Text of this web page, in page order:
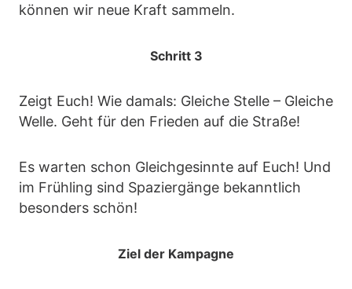
können wir neue Kraft sammeln.
Schritt 3
Zeigt Euch! Wie damals: Gleiche Stelle – Gleiche
Welle. Geht für den Frieden auf die Straße!
Es warten schon Gleichgesinnte auf Euch! Und
im Frühling sind Spaziergänge bekanntlich
besonders schön!
Ziel der Kampagne